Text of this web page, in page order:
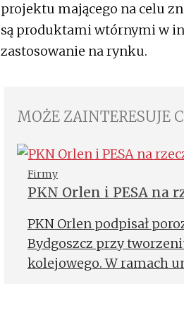
projektu mającego na celu
są produktami wtórnymi w
zastosowanie na rynku.
MOŻE ZAINTERESUJE
Firmy
PKN Orlen i PESA na
PKN Orlen podpisał
Bydgoszcz przy
kolejowego. W ramach